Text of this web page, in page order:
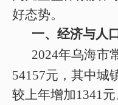
好态势。
一、经济与人
2024年乌海市
54157元，其中城
较上年增加1341